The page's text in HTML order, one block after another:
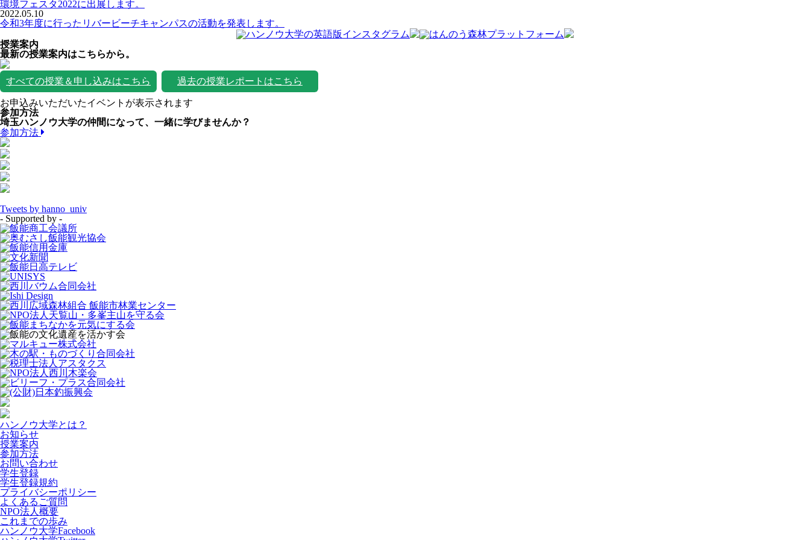
環境フェスタ2022に出展します。
2022.05.10
令和3年度に行ったリバービーチキャンパスの活動を発表します。
授業案内
最新の授業案内はこちらから。
すべての授業＆申し込みはこちら 過去の授業レポートはこちら
お申込みいただいたイベントが表示されます
参加方法
埼玉ハンノウ大学の仲間になって、一緒に学びませんか？
参加方法
Tweets by hanno_univ
- Supported by -
ハンノウ大学とは？
お知らせ
授業案内
参加方法
お問い合わせ
学生登録
学生登録規約
プライバシーポリシー
よくあるご質問
NPO法人概要
これまでの歩み
ハンノウ大学Facebook